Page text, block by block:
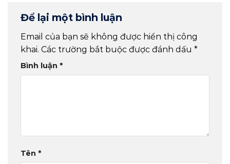
Để lại một bình luận
Email của bạn sẽ không được hiển thị công
khai. Các trường bắt buộc được đánh dấu *
Bình luận *
Tên *